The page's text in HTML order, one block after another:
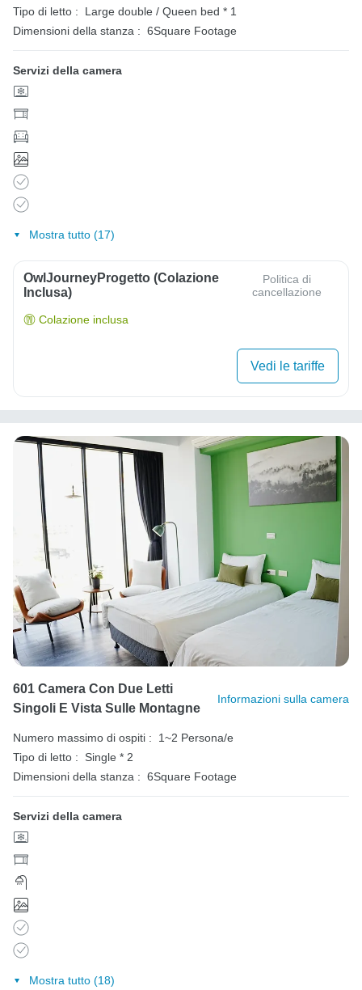
Tipo di letto :
Large double / Queen bed * 1
Dimensioni della stanza : 6Square Footage
Servizi della camera
Mostra tutto (17)
OwlJourneyProgetto (colazione
Inclusa)
Politica di
cancellazione
Colazione inclusa
Vedi le tariffe
601 Camera Con Due Letti
Singoli E Vista Sulle Montagne
Informazioni sulla camera
Numero massimo di ospiti :
1~2 Persona/e
Tipo di letto :
Single * 2
Dimensioni della stanza : 6Square Footage
Servizi della camera
Mostra tutto (18)